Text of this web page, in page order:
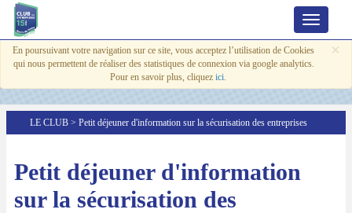
Toggle
navigation
×
En poursuivant votre navigation sur ce site, vous acceptez l’utilisation de Cookies
qui nous permettent de réaliser des statistiques de connexion via google analytics.
Pour en savoir plus, cliquez ici.
LE CLUB > Petit déjeuner d'information sur la sécurisation des entreprises
Petit déjeuner d'information
sur la sécurisation des